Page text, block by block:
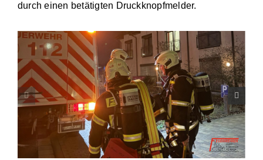
durch einen betätigten Druckknopfmelder.